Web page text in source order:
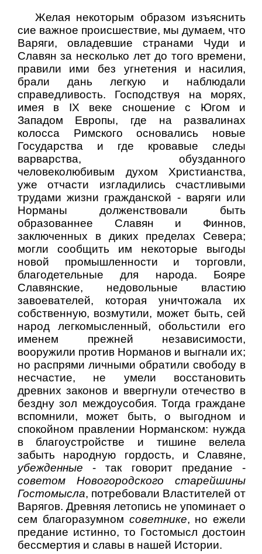
Желая некоторым образом изъяснить
сие важное происшествие, мы думаем, что
Варяги, овладевшие странами Чуди и
Славян за несколько лет до того времени,
правили ими без угнетения и насилия,
брали дань легкую и наблюдали
справедливость. Господствуя на морях,
имея в IX веке сношение с Югом и
Западом Европы, где на развалинах
колосса Римского основались новые
Государства и где кровавые следы
варварства, обузданного
человеколюбивым духом Христианства,
уже отчасти изгладились счастливыми
трудами жизни гражданской - варяги или
Норманы долженствовали быть
образованнее Славян и Финнов,
заключенных в диких пределах Севера;
могли сообщить им некоторые выгоды
новой промышленности и торговли,
благодетельные для народа. Бояре
Славянские, недовольные властию
завоевателей, которая уничтожала их
собственную, возмутили, может быть, сей
народ легкомысленный, обольстили его
именем прежней независимости,
вооружили против Норманов и выгнали их;
но распрями личными обратили свободу в
несчастие, не умели восстановить
древних законов и ввергнули отечество в
бездну зол междоусобия. Тогда граждане
вспомнили, может быть, о выгодном и
спокойном правлении Норманском: нужда
в благоустройстве и тишине велела
забыть народную гордость, и Славяне,
убежденные - так говорит предание -
советом Новогородского старейшины
Гостомысла, потребовали Властителей от
Варягов. Древняя летопись не упоминает о
сем благоразумном советнике, но ежели
предание истинно, то Гостомысл достоин
бессмертия и славы в нашей Истории.